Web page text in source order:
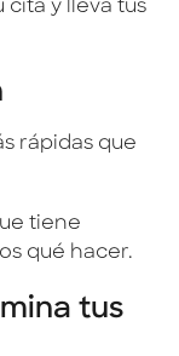
cita y lleva tus
rápidas que
tiene
qué hacer.
tus